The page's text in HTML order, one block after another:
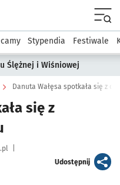
Kultura
Stypendia Festiwale
Ślężnej i Wiśniowej
Danuta Wałęsa spotkała się z
się z
Udostępnijartykuł